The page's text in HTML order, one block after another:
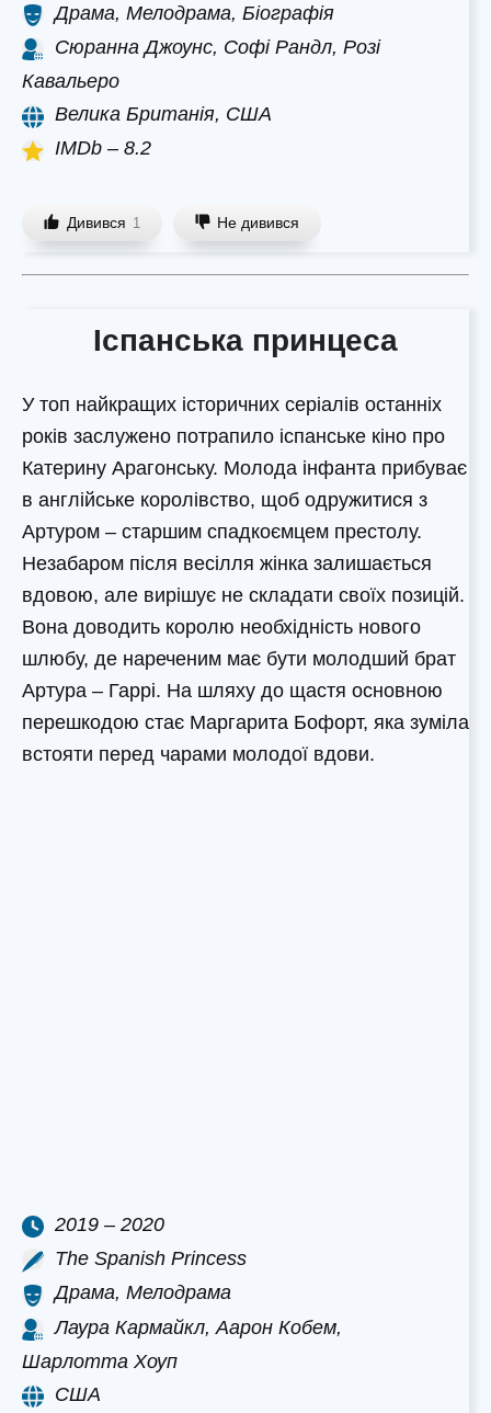
Драма, Мелодрама, Біографія
Сюранна Джоунс, Софі Рандл, Розі
Кавальеро
Велика Британія, США
IMDb – 8.2
Дивився 1 Не дивився
Іспанська принцеса
У топ найкращих історичних серіалів останніх
років заслужено потрапило іспанське кіно про
Катерину Арагонську. Молода інфанта прибуває
в англійське королівство, щоб одружитися з
Артуром – старшим спадкоємцем престолу.
Незабаром після весілля жінка залишається
вдовою, але вирішує не складати своїх позицій.
Вона доводить королю необхідність нового
шлюбу, де нареченим має бути молодший брат
Артура – Гаррі. На шляху до щастя основною
перешкодою стає Маргарита Бофорт, яка зуміла
встояти перед чарами молодої вдови.
2019 – 2020
The Spanish Princess
Драма, Мелодрама
Лаура Кармайкл, Аарон Кобем,
Шарлотта Хоуп
США